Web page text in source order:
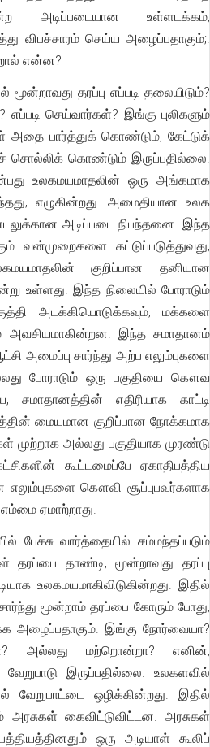
அடிப்படையான உள்ளடக்கம்,
விபச்சாரம் செய்ய அழைப்பதாகும்;.
என்ன?
மூன்றாவது தரப்பு எப்படி தலையிடும்?
செய்வார்கள்? இங்கு புலிகளும்
அதை பார்த்துக் கொண்டும், கேட்டுக்
சொல்லிக் கொண்டும் இருப்பதில்லை.
உலகமயமாதலின் ஒரு அங்கமாக
எழுகின்றது. அமைதியான உலக
அடிப்படை நிபந்தனை. இந்த
வன்முறைகளை கட்டுப்படுத்துவது,
குறிப்பான தனியான
உள்ளது. இந்த நிலையில் போராடும்
அடக்கியொடுக்கவும், மக்களை
அவசியமாகின்றன. இந்த சமாதானம்
அமைப்பு சார்ந்து அற்ப எலும்புகளை
போராடும் ஒரு பகுதியை கௌவ
சமாதானத்தின் எதிரியாக காட்டி
மையமான குறிப்பான நோக்கமாக
முற்றாக அல்லது பகுதியாக முரண்டு
கூட்டமைப்பே ஏகாதிபத்திய
எலும்புகளை கௌவி சூப்புபவர்களாக
ஏமாற்றாது.
பேச்சு வார்த்தையில் சம்மந்தப்படும்
தரப்பை தாண்டி, மூன்றாவது தரப்பு
உலகமயமாகிவிடுகின்றது. இதில்
மூன்றாம் தரப்பை கோரும் போது,
அழைப்பதாகும். இங்கு நோர்வையா?
அல்லது மற்றொன்றா? எனின்,
இருப்பதில்லை. உலகளவில்
வேறுபாட்டை ஒழிக்கின்றது. இதில்
கைவிட்டுவிட்டன. அரசுகள்
ஒரு அடியாள் கூலிப்